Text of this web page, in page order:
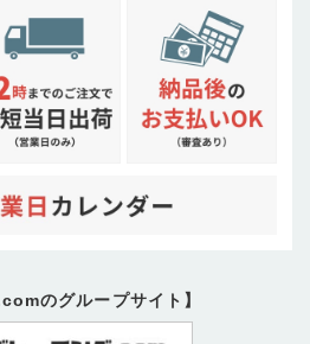
のグループサイト】